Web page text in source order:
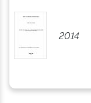
2014